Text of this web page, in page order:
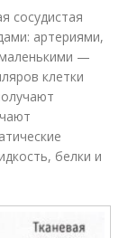
сосудистая
артериями,
—
клетки
белки и